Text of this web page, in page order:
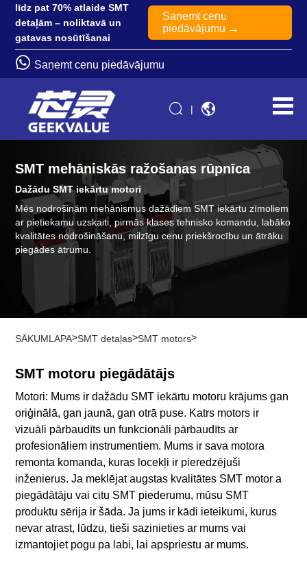
līdz pat 70% atlaide SMT
detaļām – noliktavā un
gatavas nosūtīšanai
Saņemt cenu
piedāvājumu →
Saņemt cenu piedāvājumu
|
SMT mehāniskās ražošanas rūpnīca
Dažādu SMT iekārtu motori
Mēs nodrošinām mehānismus dažādiem SMT iekārtu zīmoliem
ar pietiekamu uzskaiti, pirmās klases tehnisko komandu, labāko
kvalitātes nodrošināšanu, milzīgu cenu priekšrocību un ātrāku
piegādes ātrumu.
SĀKUMLAPA>SMT detaļas>SMT motors>
SMT motoru piegādātājs
Motori: Mums ir dažādu SMT iekārtu motoru krājums gan
oriģinālā, gan jaunā, gan otrā puse. Katrs motors ir
vizuāli pārbaudīts un funkcionāli pārbaudīts ar
profesionāliem instrumentiem. Mums ir sava motora
remonta komanda, kuras locekļi ir pieredzējuši
inženierus. Ja meklējat augstas kvalitātes SMT motor a
piegādātāju vai citu SMT piederumu, mūsu SMT
produktu sērija ir šāda. Ja jums ir kādi ieteikumi, kurus
nevar atrast, lūdzu, tieši sazinieties ar mums vai
izmantojiet pogu pa labi, lai apspriestu ar mums.